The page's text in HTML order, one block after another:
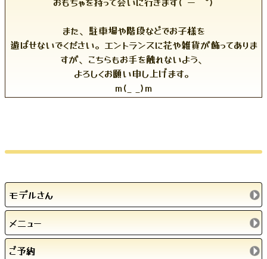
お願いです。
オシャレな雰囲気のマンションですが、
お子様にとっては怖い雰囲気かもしれません。
もし、階段を上れなかったり、入口に入れなかったらLINE電話
等で教えてください。